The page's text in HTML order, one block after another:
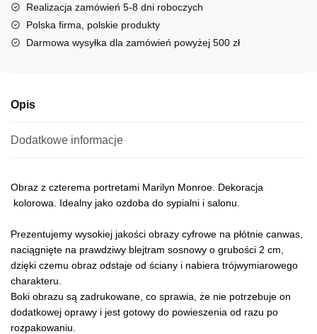
Realizacja zamówień 5-8 dni roboczych
Polska firma, polskie produkty
Darmowa wysyłka dla zamówień powyżej 500 zł
Opis
Dodatkowe informacje
Obraz z czterema portretami Marilyn Monroe. Dekoracja
kolorowa. Idealny jako ozdoba do sypialni i salonu.
Prezentujemy wysokiej jakości obrazy cyfrowe na płótnie canwas,
naciągnięte na prawdziwy blejtram sosnowy o grubości 2 cm,
dzięki czemu obraz odstaje od ściany i nabiera trójwymiarowego
charakteru.
Boki obrazu są zadrukowane, co sprawia, że nie potrzebuje on
dodatkowej oprawy i jest gotowy do powieszenia od razu po
rozpakowaniu.